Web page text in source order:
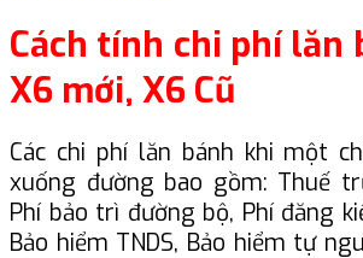
Cách tính chi phí lăn
X6 mới, X6 Cũ
Các chi phí lăn bánh khi một
xuống đường bao gồm: Thuế
Phí bảo trì đường bộ, Phí đăng
Bảo hiểm TNDS, Bảo hiểm tự